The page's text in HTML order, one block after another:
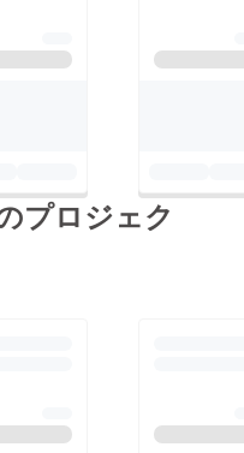
プロジェク